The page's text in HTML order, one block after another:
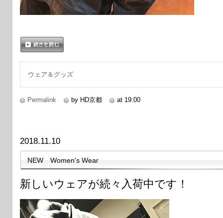
ウェア＆グッズ
Permalink by HD京都 at 19:00
2018.11.10
NEW Women's Wear
新しいウェアが続々入荷中です！